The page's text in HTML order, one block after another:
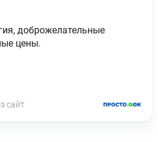
доброжелательные
цены.
сайт